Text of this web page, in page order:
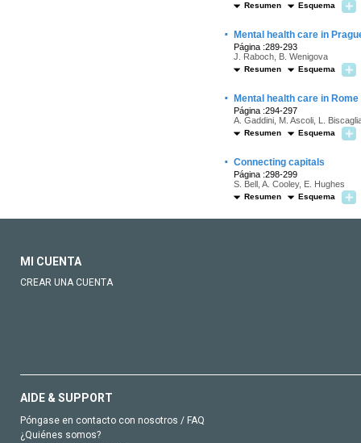
Resumen Esquema
· Mental health care in
Página :289-293
J. Raboch, B. Wenigova
Resumen Esquema
· Mental health care in Rome
Página :294-297
A. Gaddini, M. Ascoli, L.
Resumen Esquema
· Connecting capitals
Página :298-299
S. Bell, A. Cooley, E. Hughes
Resumen Esquema
MI CUENTA
CREAR UNA CUENTA
AIDE & SUPPORT
Póngase en contacto con nosotros / FAQ
¿Quiénes somos?